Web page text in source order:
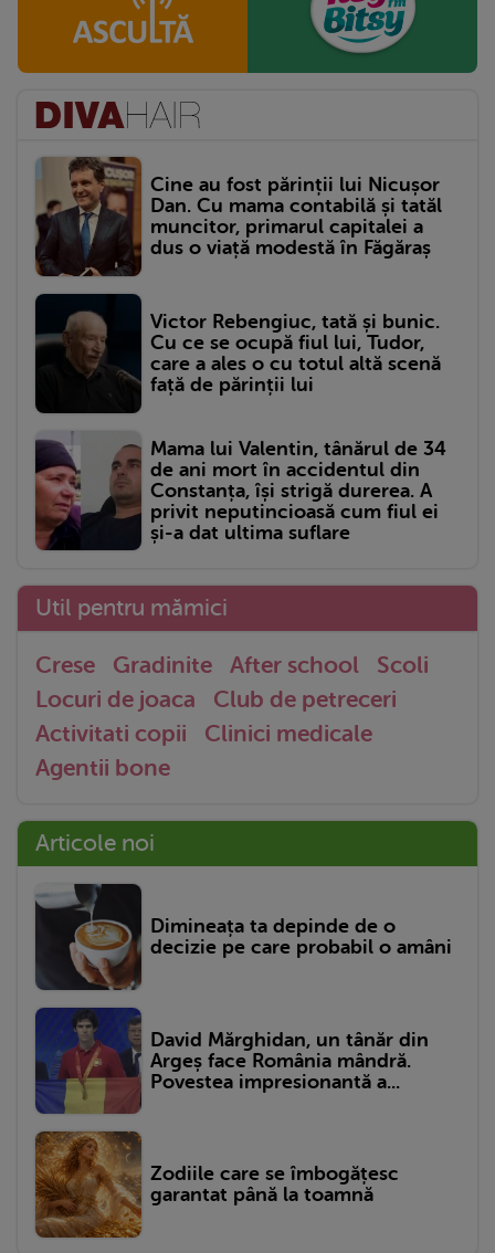
Cine au fost părinții lui Nicușor
Dan. Cu mama contabilă și tatăl
muncitor, primarul capitalei a
dus o viață modestă în Făgăraș
Victor Rebengiuc, tată și bunic.
Cu ce se ocupă fiul lui, Tudor,
care a ales o cu totul altă scenă
față de părinții lui
Mama lui Valentin, tânărul de 34
de ani mort în accidentul din
Constanța, își strigă durerea. A
privit neputincioasă cum fiul ei
și-a dat ultima suflare
Util pentru mămici
Crese Gradinite After school
Scoli
Locuri de joaca
Club de petreceri
Activitati copii
Clinici medicale
Agentii bone
Articole noi
Dimineața ta depinde de o
decizie pe care probabil o amâni
David Mărghidan, un tânăr din
Argeș face România mândră.
Povestea impresionantă a...
Zodiile care se îmbogățesc
garantat până la toamnă